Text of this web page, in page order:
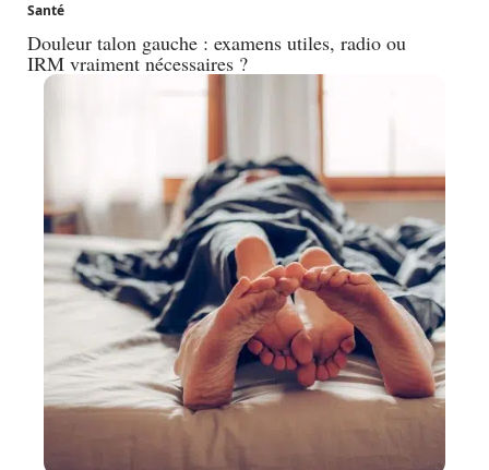
Santé
Douleur talon gauche : examens utiles, radio ou
IRM vraiment nécessaires ?